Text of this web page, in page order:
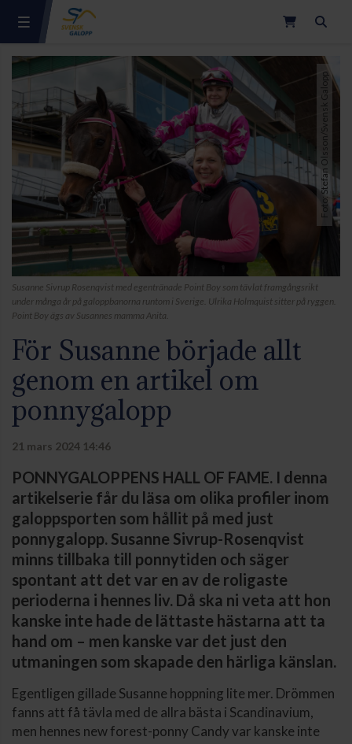
Foto: Stefan Olsson/Svensk Galopp
Susanne Sivrup Rosenqvist med egentränade Point Boy som tävlat framgångsrikt
under många år på galoppbanorna runtom i Sverige. Ulrika Holmquist sitter på ryggen.
Point Boy ägs av Susannes mamma Anita.
För Susanne började allt
genom en artikel om
ponnygalopp
21 mars 2024 14:46
PONNYGALOPPENS HALL OF FAME. I denna
artikelserie får du läsa om olika profiler inom
galoppsporten som hållit på med just
ponnygalopp. Susanne Sivrup-Rosenqvist
minns tillbaka till ponnytiden och säger
spontant att det var en av de roligaste
perioderna i hennes liv. Då ska ni veta att hon
kanske inte hade de lättaste hästarna att ta
hand om – men kanske var det just den
utmaningen som skapade den härliga känslan.
Egentligen gillade Susanne hoppning lite mer. Drömmen
fanns att få tävla med de allra bästa i Scandinavium,
men hennes new forest-ponny Candy var kanske inte